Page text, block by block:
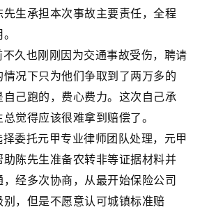
生承担本次事故主要责任，全程
久也刚刚因为交通事故受伤，聘请
况下只为他们争取到了两万多的
己跑的，费心费力。这次自己承
觉得应该很难拿到赔偿了。
委托元甲专业律师团队处理，元甲
陈先生准备农转非等证据材料并
经多次协商，从最开始保险公司
，但是不愿意认可城镇标准赔